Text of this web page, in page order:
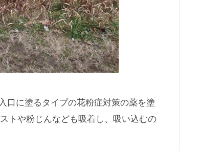
口に塗るタイプの花粉症対策の薬を塗
トや粉じんなども吸着し、吸い込むの